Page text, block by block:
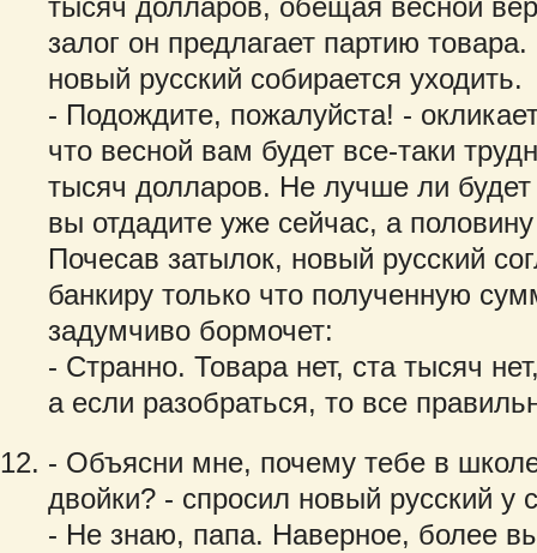
тысяч долларов, обещая весной
залог он предлагает партию
новый русский собирается уходить.
- Подождите, пожалуйста! -
что весной вам будет все-таки
тысяч долларов. Не лучше ли
вы отдадите уже сейчас, а
Почесав затылок, новый русский
банкиру только что полученную
задумчиво бормочет:
- Странно. Товара нет, ста тысяч
а если разобраться, то все
- Объясни мне, почему тебе в
двойки? - спросил новый русский у
- Не знаю, папа. Наверное, более